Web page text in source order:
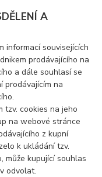
A
informací souvisejících
prodávajícího na
a dále souhlasí se
prodávajícím na
tzv. cookies na jeho
na webové stránce
z kupní
k ukládání tzv.
může kupující souhlas
odvolat.